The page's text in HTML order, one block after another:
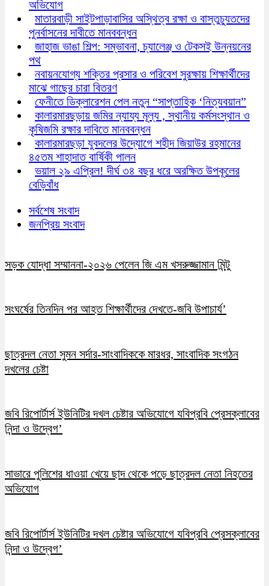
অভিযোগ
মাতারবাড়ী সাইটপাড়াবাসির অস্থিত্ব রক্ষা ও বাস্তুচ্যুতদের
পুনর্বাসনের দাবীতে মানববন্ধন
জাহাজ ভাঙা শিল্প: সম্ভাবনা, চ্যালেঞ্জ ও টেকসই উন্নয়নের
পথ
নবায়নযোগ্য শক্তির প্রসার ও পরিবেশ সুরক্ষায় শিক্ষার্থীদের
মাঝে গাছের চারা বিতরণ
ফেনীতে ডিক্লারেশন পেল নতুন “সাপ্তাহিক ‘নিত্যবয়ান”
কালারমারছড়ায় জমির ন্যায্য মূল্য , স্থানীয় কর্মসংস্থান ও
কৃষিজমি রক্ষার দাবিতে মানববন্ধন
কালারমারছড়া যুবদলের উদ্যোগে শহীদ জিয়াউর রহমানের
৪৫তম শাহাদাত বার্ষিকী পালন
ভয়াল ২৯ এপ্রিল! দীর্ঘ ৩৪ বছর ধরে অরক্ষিত উপকূলের
বেড়িবাঁধ
সর্বশেষ সংবাদ
জনপ্রিয় সংবাদ
সড়ক যোদ্ধা সম্মাননা-২০২৬ পেলেন জি এম খসরুজ্জামান মিন্টু
সংঘর্ষের তিনদিন পর আহত শিক্ষার্থীদের দেখতে-জবি উপাচার্য’
ছাত্রদল নেতা সুমন সর্দার-সাংবাদিককে মারধর, সাংবাদিক সংগঠন
দখলের চেষ্টা
জবি রিপোর্টার্স ইউনিটির দখল চেষ্টার অভিযোগে যবিপ্রবি প্রেসক্লাবের
নিন্দা ও উদ্বেগ’
সাভারে পুলিশের ধাওয়া খেয়ে ছাদ থেকে পড়ে ছাত্রদল নেতা নিহতের
অভিযোগ
জবি রিপোর্টার্স ইউনিটির দখল চেষ্টার অভিযোগে যবিপ্রবি প্রেসক্লাবের
নিন্দা ও উদ্বেগ’